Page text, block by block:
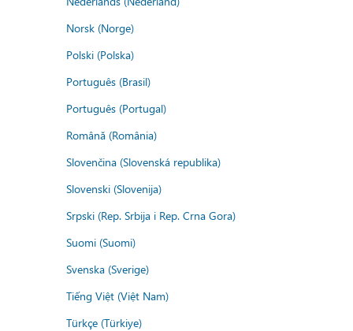
Norsk (Norge)
Polski (Polska)
Português (Brasil)
Português (Portugal)
Română (România)
Slovenčina (Slovenská republika)
Slovenski (Slovenija)
Srpski (Rep. Srbija i Rep. Crna Gora)
Suomi (Suomi)
Svenska (Sverige)
Tiếng Việt (Việt Nam)
Türkçe (Türkiye)